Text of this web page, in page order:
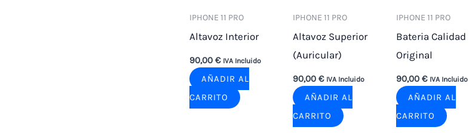
IPHONE 11 PRO
Altavoz Interior
90,00 € IVA Incluido
AÑADIR AL
CARRITO
IPHONE 11 PRO
Altavoz Superior
(Auricular)
90,00€ IVA Incluido
AÑADIR AL
CARRITO
IPHONE 11 PRO
Bateria Calidad
Original
90,00€ IVA Incluido
AÑADIR AL
CARRITO